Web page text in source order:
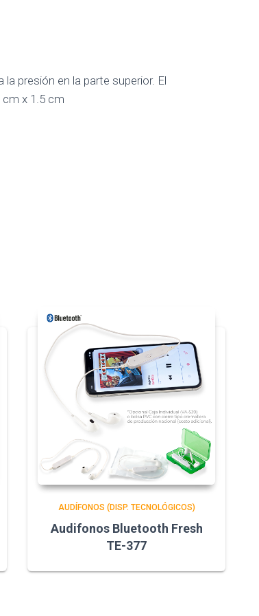
presión en la parte superior. El
x 1.5 cm
AUDÍFONOS (DISP. TECNOLÓGICOS)
Audifonos Bluetooth Fresh
TE-377